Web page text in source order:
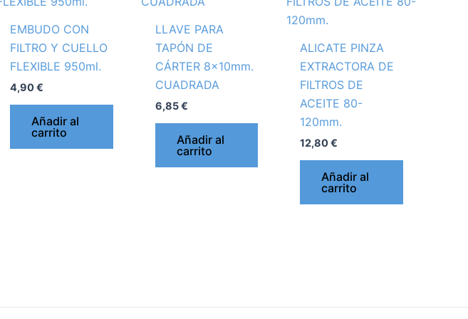
EMBUDO CON
FILTRO Y CUELLO
FLEXIBLE 950ml.
4,90€
Añadir al
carrito
LLAVE PARA
TAPÓN DE
CÁRTER 8x10mm.
CUADRADA
6,85€
Añadir al
carrito
ALICATE PINZA
EXTRACTORA DE
FILTROS DE
ACEITE 80-
120mm.
12,80€
Añadir al
carrito